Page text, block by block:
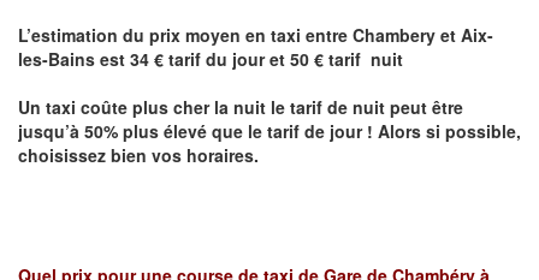
L’estimation du prix moyen en taxi entre Chambery et Aix-
les-Bains est 34 € tarif du jour et 50 € tarif nuit
Un taxi coûte plus cher la nuit le tarif de nuit peut être
jusqu’à 50% plus élevé que le tarif de jour ! Alors si possible,
choisissez bien vos horaires.
Quel prix pour une course de taxi de Gare de Chambéry à